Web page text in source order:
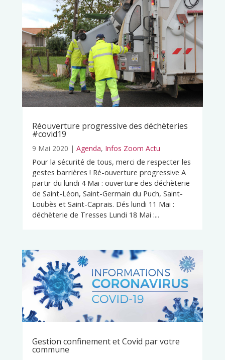
Réouverture progressive des déchèteries
#covid19
9 Mai 2020 | Agenda, Infos Zoom Actu
Pour la sécurité de tous, merci de respecter les
gestes barrières ! Ré-ouverture progressive A
partir du lundi 4 Mai : ouverture des déchèterie
de Saint-Léon, Saint-Germain du Puch, Saint-
Loubès et Saint-Caprais. Dés lundi 11 Mai :
déchèterie de Tresses Lundi 18 Mai :...
Gestion confinement et Covid par votre
commune